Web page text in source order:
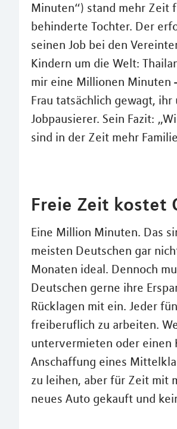
Minuten“) stand mehr Zeit
behinderte Tochter. Der
seinen Job bei den
Kindern um die Welt:
mir eine Millionen Minuten
Frau tatsächlich gewagt,
Jobpausierer. Sein Fazit:
sind in der Zeit mehr
Freie Zeit kostet
Eine Million Minuten. Das
meisten Deutschen gar
Monaten ideal. Dennoch
Deutschen gerne ihre
Rücklagen mit ein. Jeder
freiberuflich zu arbeiten.
untervermieten oder einen
Anschaffung eines
zu leihen, aber für Zeit mit
neues Auto gekauft und